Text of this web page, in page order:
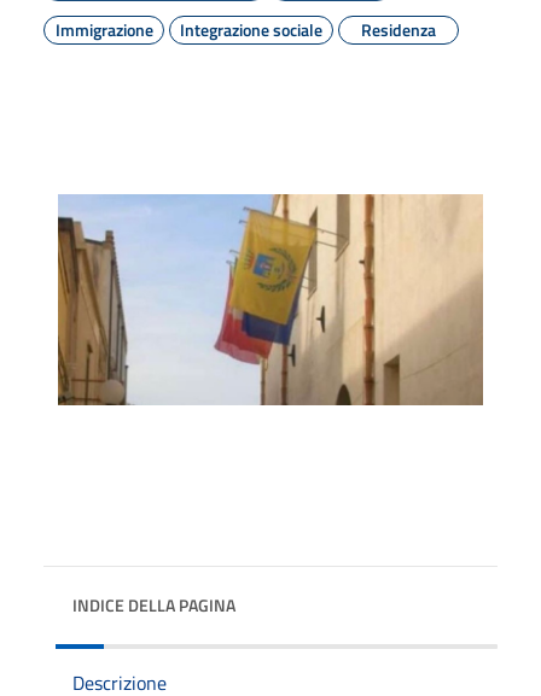
Immigrazione
Integrazione sociale Residenza
INDICE DELLA PAGINA
Descrizione